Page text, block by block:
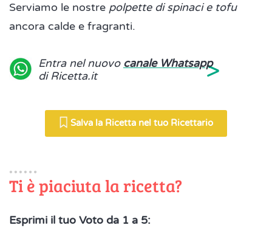
Serviamo le nostre polpette di spinaci e tofu
ancora calde e fragranti.
Entra nel nuovo canale Whatsapp
di Ricetta.it
>
Salva la Ricetta nel tuo Ricettario
Ti è piaciuta la ricetta?
Esprimi il tuo Voto da 1 a 5: